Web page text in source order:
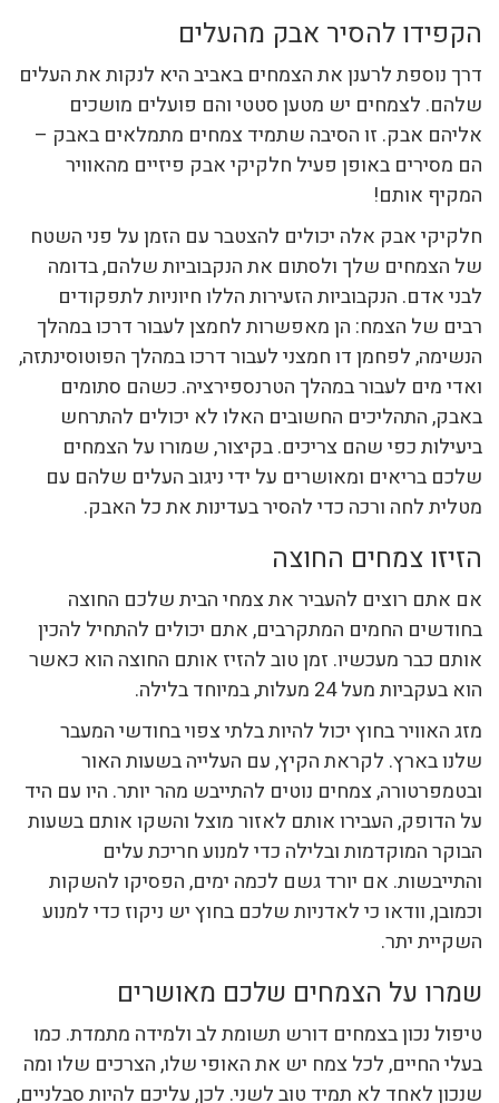
הקפידו להסיר אבק מהעלים
דרך נוספת לרענן את הצמחים באביב היא לנקות את העלים
שלהם. לצמחים יש מטען סטטי והם פועלים מושכים
אליהם אבק. זו הסיבה שתמיד צמחים מתמלאים באבק –
הם מסירים באופן פעיל חלקיקי אבק פיזיים מהאוויר
המקיף אותם!
חלקיקי אבק אלה יכולים להצטבר עם הזמן על פני השטח
של הצמחים שלך ולסתום את הנקבוביות שלהם, בדומה
לבני אדם. הנקבוביות הזעירות הללו חיוניות לתפקודים
רבים של הצמח: הן מאפשרות לחמצן לעבור דרכו במהלך
הנשימה, לפחמן דו חמצני לעבור דרכו במהלך הפוטוסינתזה,
ואדי מים לעבור במהלך הטרנספירציה. כשהם סתומים
באבק, התהליכים החשובים האלו לא יכולים להתרחש
ביעילות כפי שהם צריכים. בקיצור, שמורו על הצמחים
שלכם בריאים ומאושרים על ידי ניגוב העלים שלהם עם
מטלית לחה ורכה כדי להסיר בעדינות את כל האבק.
הזיזו צמחים החוצה
אם אתם רוצים להעביר את צמחי הבית שלכם החוצה
בחודשים החמים המתקרבים, אתם יכולים להתחיל להכין
אותם כבר מעכשיו. זמן טוב להזיז אותם החוצה הוא כאשר
הוא בעקביות מעל 24 מעלות, במיוחד בלילה.
מזג האוויר בחוץ יכול להיות בלתי צפוי בחודשי המעבר
שלנו בארץ. לקראת הקיץ, עם העלייה בשעות האור
ובטמפרטורה, צמחים נוטים להתייבש מהר יותר. היו עם היד
על הדופק, העבירו אותם לאזור מוצל והשקו אותם בשעות
הבוקר המוקדמות ובלילה כדי למנוע חריכת עלים
והתייבשות. אם יורד גשם לכמה ימים, הפסיקו להשקות
וכמובן, וודאו כי לאדניות שלכם בחוץ יש ניקוז כדי למנוע
השקיית יתר.
שמרו על הצמחים שלכם מאושרים
טיפול נכון בצמחים דורש תשומת לב ולמידה מתמדת. כמו
בעלי החיים, לכל צמח יש את האופי שלו, הצרכים שלו ומה
שנכון לאחד לא תמיד טוב לשני. לכן, עליכם להיות סבלניים,